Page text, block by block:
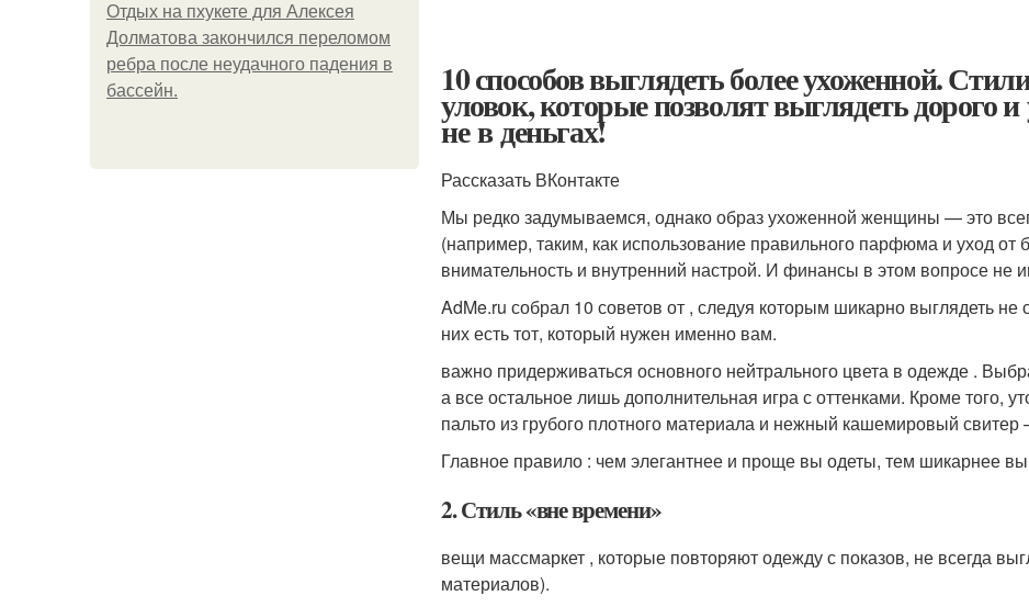
Отдых на пхукете для Алексея
Долматова закончился переломом
ребра после неудачного падения в
бассейн.
10 способов выглядеть более ухоженной.
уловок, которые позволят выглядеть дорого
не в деньгах!
Рассказать ВКонтакте
Мы редко задумываемся, однако образ ухоженной женщины — это
(например, таким, как использование правильного парфюма и уход
внимательность и внутренний настрой. И финансы в этом вопросе не
AdMe.ru собрал 10 советов от , следуя которым шикарно выглядеть не
них есть тот, который нужен именно вам.
важно придерживаться основного нейтрального цвета в одежде .
а все остальное лишь дополнительная игра с оттенками. Кроме того,
пальто из грубого плотного материала и нежный кашемировый
Главное правило : чем элегантнее и проще вы одеты, тем шикарнее
2. Стиль «вне времени»
вещи массмаркет , которые повторяют одежду с показов, не всегда
материалов).